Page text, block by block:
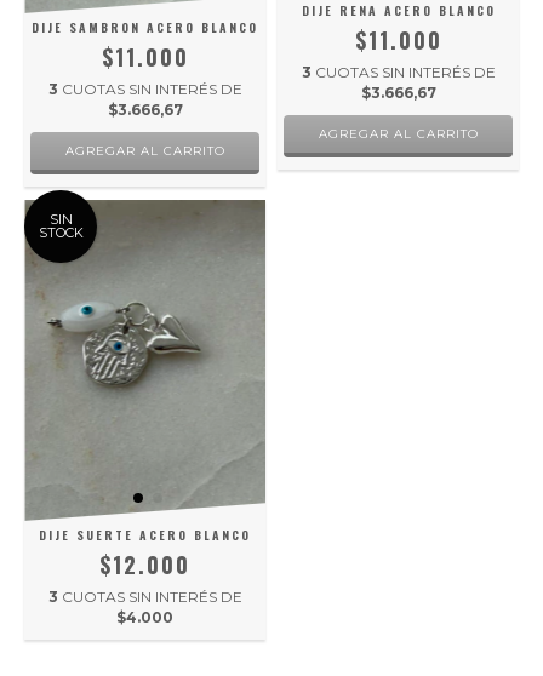
DIJE SAMBRON ACERO BLANCO
$11.000
3 CUOTAS SIN INTERÉS DE
$3.666,67
DIJE RENA ACERO BLANCO
$11.000
3 CUOTAS SIN INTERÉS DE
$3.666,67
SIN
STOCK
DIJE SUERTE ACERO BLANCO
$12.000
3 CUOTAS SIN INTERÉS DE
$4.000